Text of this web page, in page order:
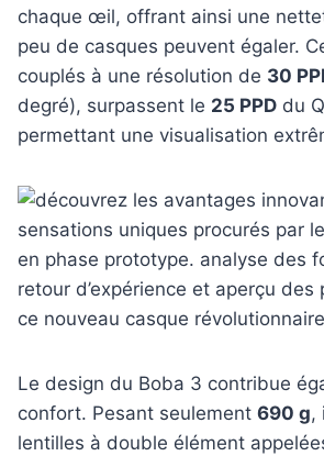
chaque œil, offrant ainsi une
peu de casques peuvent égaler.
couplés à une résolution de 30
degré), surpassent le 25 PPD du
permettant une visualisation
Le design du Boba 3 contribue
confort. Pesant seulement 690 g,
lentilles à double élément